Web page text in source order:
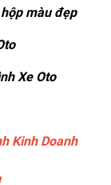
màu đẹp
Xe Oto
Kinh Doanh